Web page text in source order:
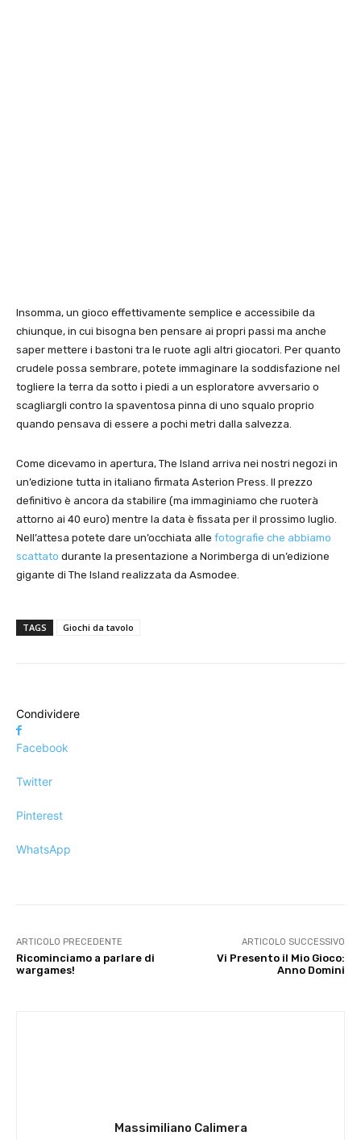
Insomma, un gioco effettivamente semplice e accessibile da
chiunque, in cui bisogna ben pensare ai propri passi ma anche
saper mettere i bastoni tra le ruote agli altri giocatori. Per quanto
crudele possa sembrare, potete immaginare la soddisfazione nel
togliere la terra da sotto i piedi a un esploratore avversario o
scagliargli contro la spaventosa pinna di uno squalo proprio
quando pensava di essere a pochi metri dalla salvezza.
Come dicevamo in apertura, The Island arriva nei nostri negozi in
un’edizione tutta in italiano firmata Asterion Press. Il prezzo
definitivo è ancora da stabilire (ma immaginiamo che ruoterà
attorno ai 40 euro) mentre la data è fissata per il prossimo luglio.
Nell’attesa potete dare un’occhiata alle fotografie che abbiamo
scattato durante la presentazione a Norimberga di un’edizione
gigante di The Island realizzata da Asmodee.
TAGS Giochi da tavolo
Condividere
Facebook
Twitter
Pinterest
WhatsApp
ARTICOLO PRECEDENTE
Ricominciamo a parlare di
wargames!
ARTICOLO SUCCESSIVO
Vi Presento il Mio Gioco:
Anno Domini
Massimiliano Calimera